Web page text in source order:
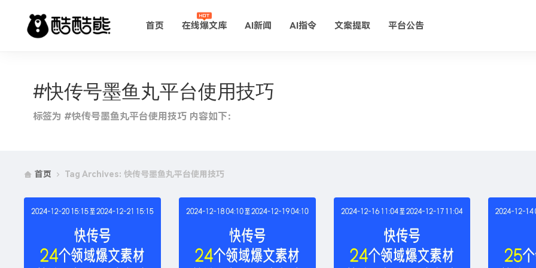
首页 在线爆文库 AI新闻 AI指令 文案提取 平台公告
#快传号墨鱼丸平台使用技巧
标签为 #快传号墨鱼丸平台使用技巧 内容如下：
首页 Tag Archives: 快传号墨鱼丸平台使用技巧